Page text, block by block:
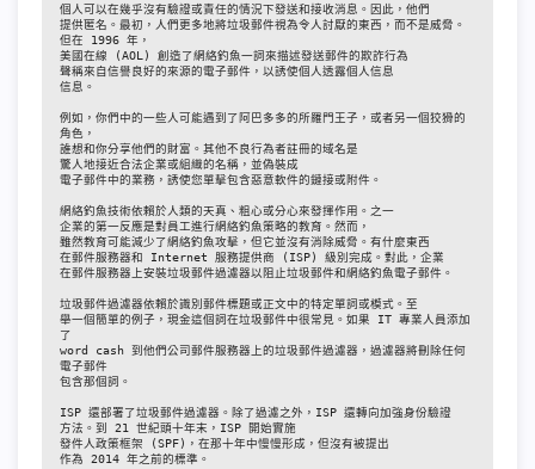
個人可以在幾乎沒有驗證或責任的情況下發送和接收消息。因此，他們
提供匿名。最初，人們更多地將垃圾郵件視為令人討厭的東西，而不是威脅。
但在 1996 年，
美國在線 (AOL) 創造了網絡釣魚一詞來描述發送郵件的欺詐行為
聲稱來自信譽良好的來源的電子郵件，以誘使個人透露個人信息
信息。
例如，你們中的一些人可能遇到了阿巴多多的所羅門王子，或者另一個狡猾的
角色，
誰想和你分享他們的財富。其他不良行為者註冊的域名是
驚人地接近合法企業或組織的名稱，並偽裝成
電子郵件中的業務，誘使您單擊包含惡意軟件​​的鏈接或附件。
網絡釣魚技術依賴於人類的天真、粗心或分心來發揮作用。之一
企業的第一反應是對員工進行網絡釣魚策略的教育。然而，
雖然教育可能減少了網絡釣魚攻擊，但它並沒有消除威脅。有什麼東西
在郵件服務器和 Internet 服務提供商 (ISP) 級別完成。對此，企業
在郵件服務器上安裝垃圾郵件過濾器以阻止垃圾郵件和網絡釣魚電子郵件。
垃圾郵件過濾器依賴於識別郵件標題或正文中的特定單詞或模式。至
舉一個簡單的例子，現金這個詞在垃圾郵件中很常見。如果 IT 專業人員添加
了
word cash 到他們公司郵件服務器上的垃圾郵件過濾器，過濾器將刪除任何
電子郵件
包含那個詞。
ISP 還部署了垃圾郵件過濾器。除了過濾之外，ISP 還轉向加強身份驗證
方法。到 21 世紀頭十年末，ISP 開始實施
發件人政策框架 (SPF)，在那十年中慢慢形成，但沒有被提出
作為 2014 年之前的標準。